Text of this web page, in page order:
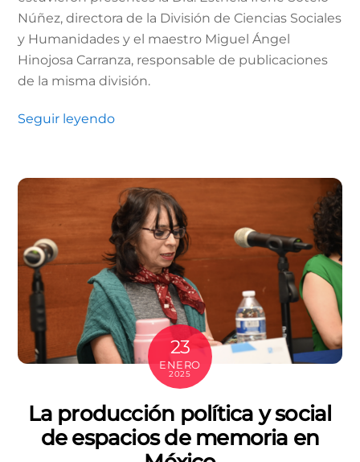
Núñez, directora de la División de Ciencias Sociales
y Humanidades y el maestro Miguel Ángel
Hinojosa Carranza, responsable de publicaciones
de la misma división.
Seguir leyendo
23
ENERO
2025
La producción política y social
de espacios de memoria en